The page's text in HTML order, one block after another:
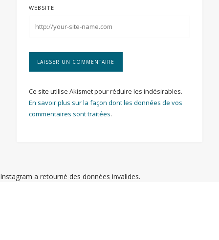
WEBSITE
Ce site utilise Akismet pour réduire les indésirables.
En savoir plus sur la façon dont les données de vos
commentaires sont traitées.
Instagram a retourné des données invalides.